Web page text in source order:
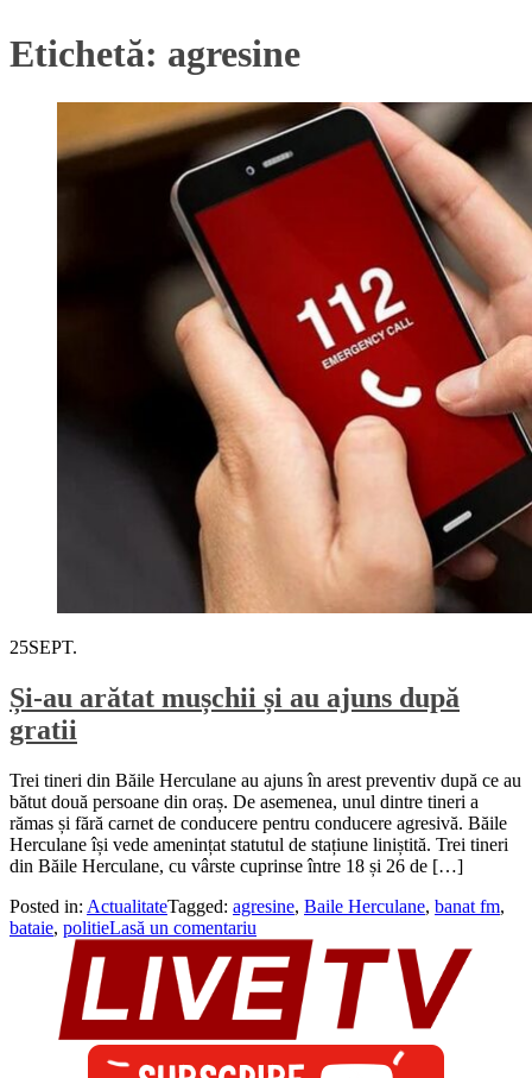
Etichetă: agresine
25SEPT.
Și-au arătat mușchii și au ajuns după
gratii
Trei tineri din Băile Herculane au ajuns în arest preventiv după ce au
bătut două persoane din oraș. De asemenea, unul dintre tineri a
rămas și fără carnet de conducere pentru conducere agresivă. Băile
Herculane își vede amenințat statutul de stațiune liniștită. Trei tineri
din Băile Herculane, cu vârste cuprinse între 18 și 26 de […]
Posted in: ActualitateTagged: agresine, Baile Herculane, banat fm,
bataie, politieLasă un comentariu